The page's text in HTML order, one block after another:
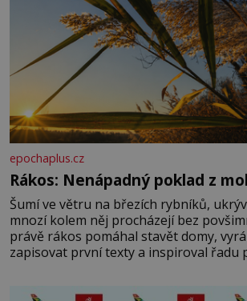
epochaplus.cz
Rákos: Nenápadný poklad z
Šumí ve větru na březích rybníků,
mnozí kolem něj procházejí bez
právě rákos pomáhal stavět domy,
zapisovat první texty a inspiroval řadu